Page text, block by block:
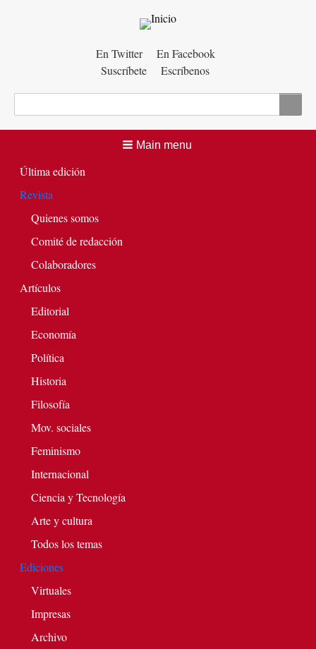
En Twitter
En Facebook
Suscríbete
Escríbenos
Main menu
Última edición
Revista
Quienes somos
Comité de redacción
Colaboradores
Artículos
Editorial
Economía
Política
Historia
Filosofía
Mov. sociales
Feminismo
Internacional
Ciencia y Tecnología
Arte y cultura
Todos los temas
Ediciones
Virtuales
Impresas
Archivo